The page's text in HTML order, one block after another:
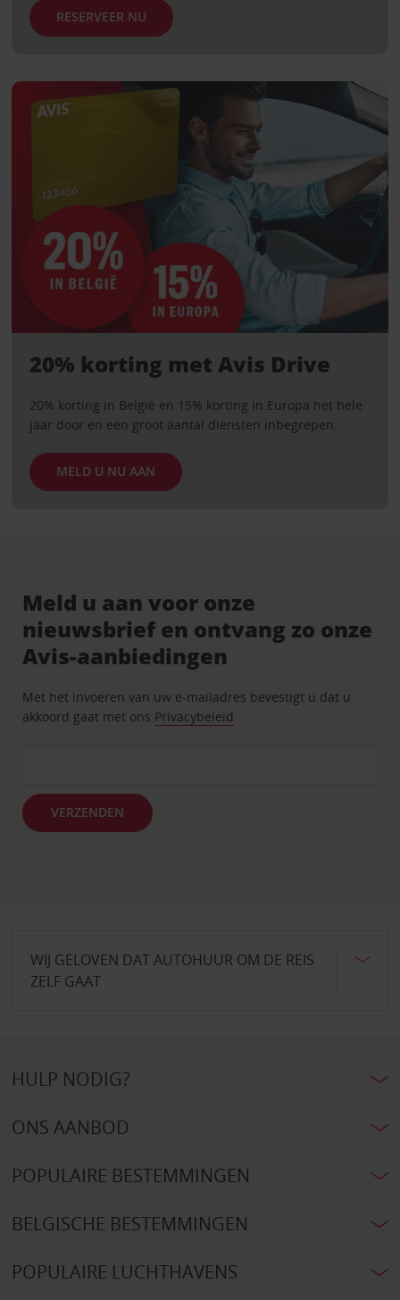
RESERVEER NU
20% korting met Avis Drive
20% korting in België en 15% korting in Europa het hele
jaar door en een groot aantal diensten inbegrepen.
MELD U NU AAN
Meld u aan voor onze
nieuwsbrief en ontvang zo onze
Avis-aanbiedingen
Met het invoeren van uw e-mailadres bevestigt u dat u
akkoord gaat met ons Privacybeleid
VERZENDEN
WIJ GELOVEN DAT AUTOHUUR OM DE REIS
ZELF GAAT
HULP NODIG?
ONS AANBOD
POPULAIRE BESTEMMINGEN
BELGISCHE BESTEMMINGEN
POPULAIRE LUCHTHAVENS